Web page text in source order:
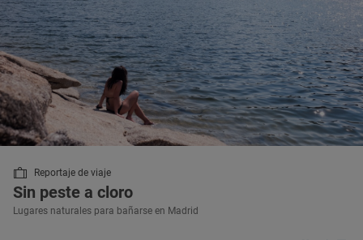
Reportaje de viaje
Sin peste a cloro
Lugares naturales para bañarse en Madrid